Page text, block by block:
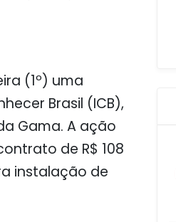
(1º) uma
Brasil (ICB),
Gama. A ação
de R$ 108
instalação de